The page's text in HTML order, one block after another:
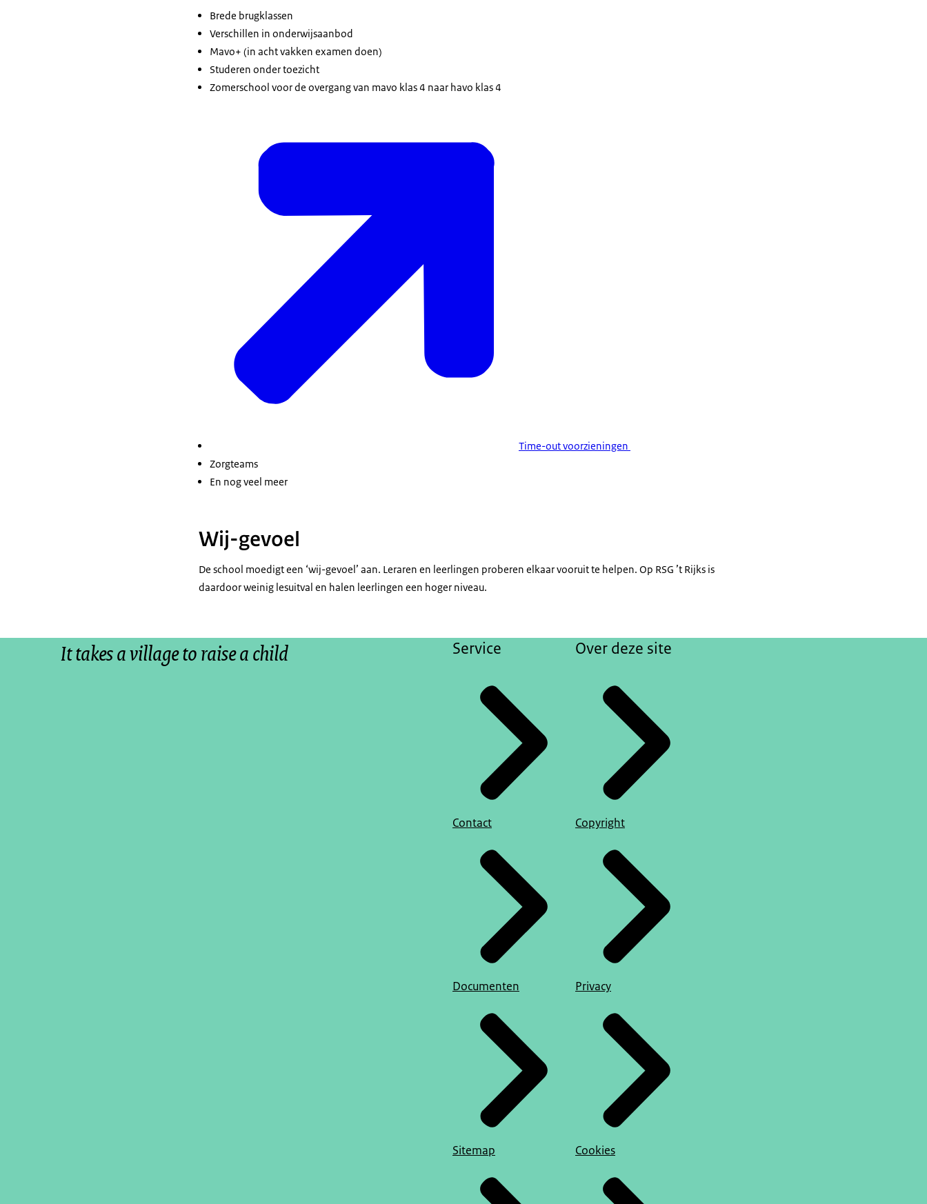
Brede brugklassen
Verschillen in onderwijsaanbod
Mavo+ (in acht vakken examen doen)
Studeren onder toezicht
Zomerschool voor de overgang van mavo klas 4 naar havo klas 4
Time-out voorzieningen
Zorgteams
En nog veel meer
Wij-gevoel
De school moedigt een ‘wij-gevoel’ aan. Leraren en leerlingen proberen elkaar vooruit te helpen. Op RSG ’t Rijks is
daardoor weinig lesuitval en halen leerlingen een hoger niveau.
It takes a village to raise a child Service
Contact
Documenten
Sitemap
Over deze site
Copyright
Privacy
Cookies